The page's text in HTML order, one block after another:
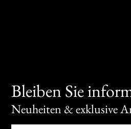
Bleiben Sie
Neuheiten & exklusive